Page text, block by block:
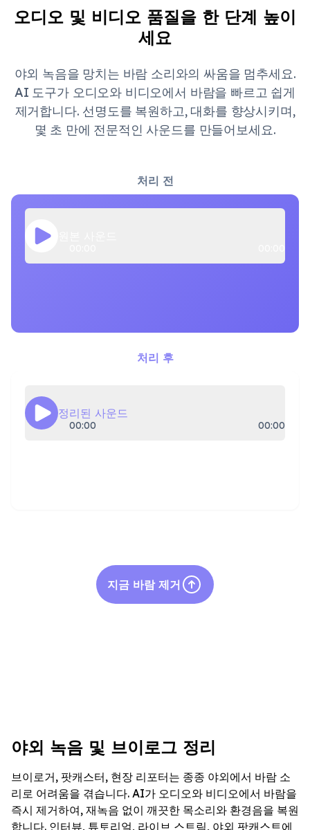
오디오 및 비디오 품질을 한 단계 높이
세요
야외 녹음을 망치는 바람 소리와의 싸움을 멈추세요.
AI 도구가 오디오와 비디오에서 바람을 빠르고 쉽게
제거합니다. 선명도를 복원하고, 대화를 향상시키며,
몇 초 만에 전문적인 사운드를 만들어보세요.
처리 전
처리 후
정리된 사운드
00:00 00:00
지금 바람 제거
야외 녹음 및 브이로그 정리
브이로거, 팟캐스터, 현장 리포터는 종종 야외에서 바람 소
리로 어려움을 겪습니다. AI가 오디오와 비디오에서 바람을
즉시 제거하여, 재녹음 없이 깨끗한 목소리와 환경음을 복원
합니다. 인터뷰, 튜토리얼, 라이브 스트림, 야외 팟캐스트에